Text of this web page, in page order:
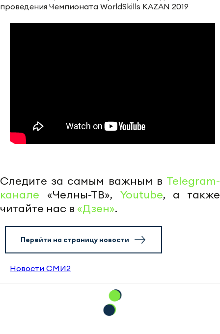
Следите за самым важным в Telegram-
канале «Челны-ТВ», Youtube, а также
читайте нас в «Дзен».
Перейти на страницу новости
Новости СМИ2